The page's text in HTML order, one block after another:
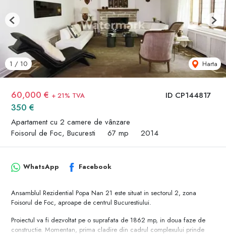
ID CP144817
60,000 € + 21% TVA
350 €
Apartament cu 2 camere de vânzare
Foisorul de Foc, Bucuresti
67 mp 2014
1 / 10 Harta
Previous Next
WhatsApp Facebook
Ansamblul Rezidential Popa Nan 21 este situat in sectorul 2, zona
Foisorul de Foc, aproape de centrul Bucurestiului.
Proiectul va fi dezvoltat pe o suprafata de 1862 mp, in doua faze de
constructie. Momentan, prima cladire din cadrul complexului prinde